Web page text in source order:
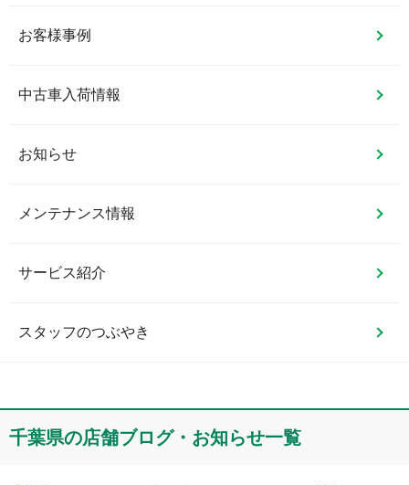
お客様事例
中古車入荷情報
お知らせ
メンテナンス情報
サービス紹介
スタッフのつぶやき
千葉県の店舗ブログ・お知らせ一覧